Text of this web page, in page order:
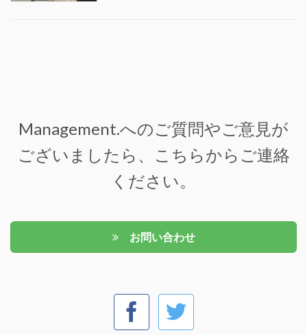
Management.へのご質問やご意見が
ございましたら、こちらからご連絡
ください。
お問い合わせ